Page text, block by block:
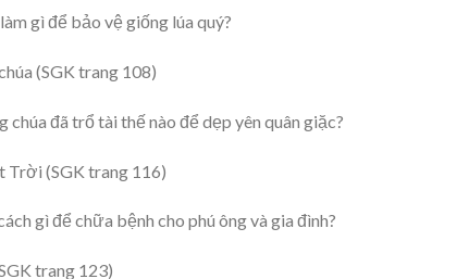
gì để bảo vệ giống lúa quý?
(SGK trang 108)
chúa đã trổ tài thế nào để dẹp yên quân giặc?
Trời (SGK trang 116)
gì để chữa bệnh cho phú ông và gia đình?
trang 123)